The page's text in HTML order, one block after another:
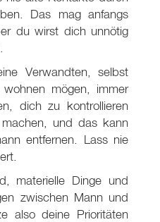
Das mag anfangs
du wirst dich unnötig
Verwandten, selbst
mögen, immer
dich zu kontrollieren
und das kann
entfernen. Lass nie
materielle Dinge und
zwischen Mann und
also deine Prioritäten